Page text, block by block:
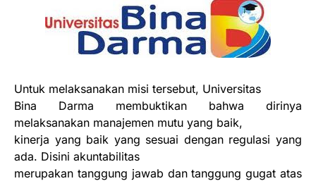
Untuk melaksanakan misi tersebut, Universitas
Bina Darma membuktikan bahwa dirinya
melaksanakan manajemen mutu yang baik,
kinerja yang baik yang sesuai dengan regulasi yang
ada. Disini akuntabilitas
merupakan tanggung jawab dan tanggung gugat atas